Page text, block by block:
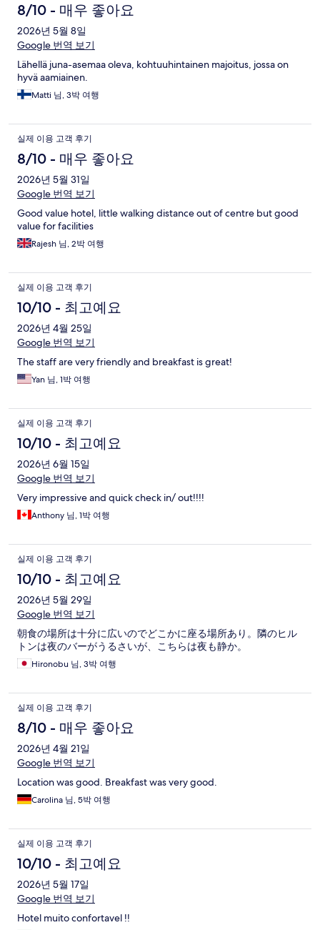
8/10 - 매우 좋아요
2026년 5월 8일
Google 번역 보기
Lähellä juna-asemaa oleva, kohtuuhintainen majoitus, jossa on
hyvä aamiainen.
Matti 님, 3박 여행
실제 이용 고객 후기
8/10 - 매우 좋아요
2026년 5월 31일
Google 번역 보기
Good value hotel, little walking distance out of centre but good
value for facilities
Rajesh 님, 2박 여행
실제 이용 고객 후기
10/10 - 최고예요
2026년 4월 25일
Google 번역 보기
The staff are very friendly and breakfast is great!
Yan 님, 1박 여행
실제 이용 고객 후기
10/10 - 최고예요
2026년 6월 15일
Google 번역 보기
Very impressive and quick check in/ out!!!!
Anthony 님, 1박 여행
실제 이용 고객 후기
10/10 - 최고예요
2026년 5월 29일
Google 번역 보기
朝食の場所は十分に広いのでどこかに座る場所あり。隣のヒル
トンは夜のバーがうるさいが、こちらは夜も静か。
Hironobu 님, 3박 여행
실제 이용 고객 후기
8/10 - 매우 좋아요
2026년 4월 21일
Google 번역 보기
Location was good. Breakfast was very good.
Carolina 님, 5박 여행
실제 이용 고객 후기
10/10 - 최고예요
2026년 5월 17일
Google 번역 보기
Hotel muito confortavel !!